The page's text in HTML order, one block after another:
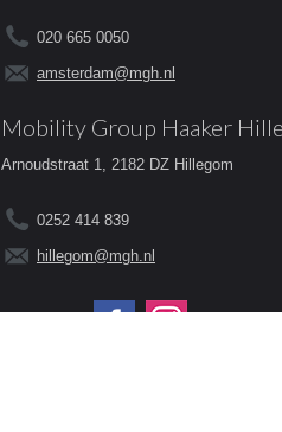
020 665 0050
amsterdam@mgh.nl
Mobility Group Haaker
Arnoudstraat 1, 2182 DZ Hillegom
0252 414 839
hillegom@mgh.nl
Volg ons op: